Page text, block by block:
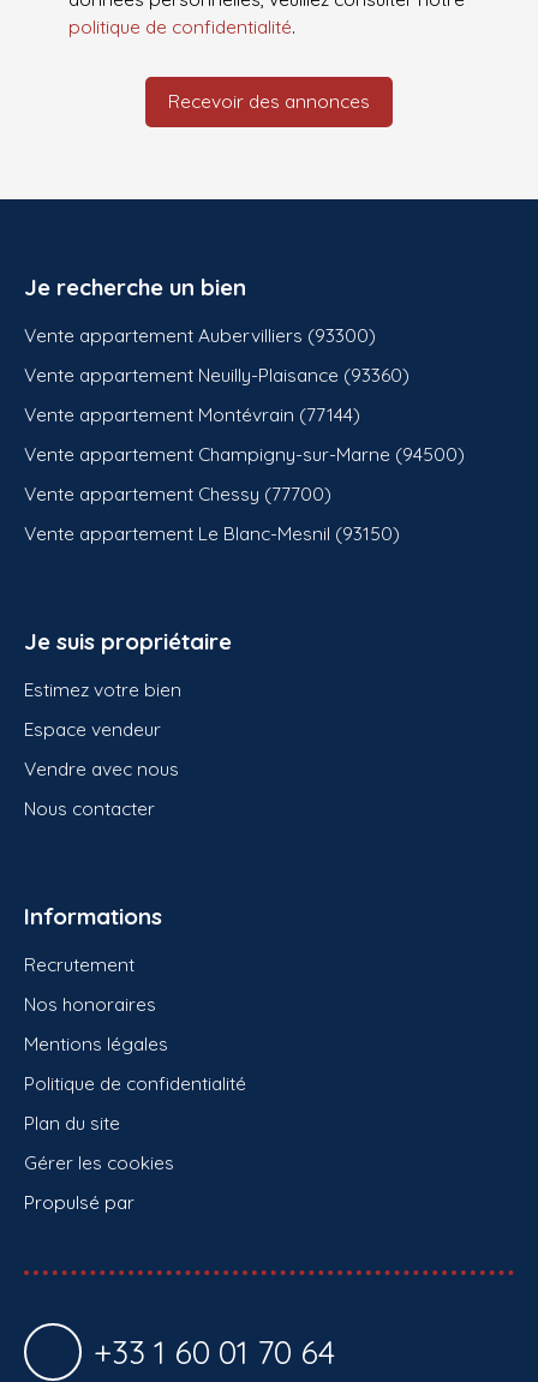
politique de confidentialité.
Recevoir des annonces
Je recherche un bien
Vente appartement Aubervilliers (93300)
Vente appartement Neuilly-Plaisance (93360)
Vente appartement Montévrain (77144)
Vente appartement Champigny-sur-Marne (94500)
Vente appartement Chessy (77700)
Vente appartement Le Blanc-Mesnil (93150)
Je suis propriétaire
Estimez votre bien
Espace vendeur
Vendre avec nous
Nous contacter
Informations
Recrutement
Nos honoraires
Mentions légales
Politique de confidentialité
Plan du site
Gérer les cookies
Propulsé par
+33 1 60 01 70 64